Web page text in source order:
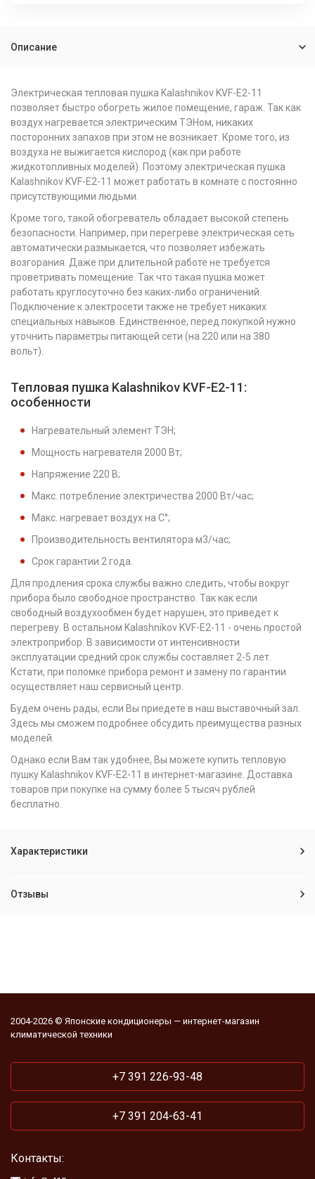
Описание
Электрическая тепловая пушка Kalashnikov KVF-E2-11
позволяет быстро обогреть жилое помещение, гараж. Так как
воздух нагревается электрическим ТЭНом, никаких
посторонних запахов при этом не возникает. Кроме того, из
воздуха не выжигается кислород (как при работе
жидкотопливных моделей). Поэтому электрическая пушка
Kalashnikov KVF-E2-11 может работать в комнате с постоянно
присутствующими людьми.
Кроме того, такой обогреватель обладает высокой степень
безопасности. Например, при перегреве электрическая сеть
автоматически размыкается, что позволяет избежать
возгорания. Даже при длительной работе не требуется
проветривать помещение. Так что такая пушка может
работать круглосуточно без каких-либо ограничений.
Подключение к электросети также не требует никаких
специальных навыков. Единственное, перед покупкой нужно
уточнить параметры питающей сети (на 220 или на 380
вольт).
Тепловая пушка Kalashnikov KVF-E2-11:
особенности
Нагревательный элемент ТЭН;
Мощность нагревателя 2000 Вт;
Напряжение 220 B;
Макс. потребление электричества 2000 Вт/час;
Макс. нагревает воздух на С°;
Производительность вентилятора м3/час;
Срок гарантии 2 года.
Для продления срока службы важно следить, чтобы вокруг
прибора было свободное пространство. Так как если
свободный воздухообмен будет нарушен, это приведет к
перегреву. В остальном Kalashnikov KVF-E2-11 - очень простой
электроприбор. В зависимости от интенсивности
эксплуатации средний срок службы составляет 2-5 лет.
Кстати, при поломке прибора ремонт и замену по гарантии
осуществляет наш сервисный центр.
Будем очень рады, если Вы приедете в наш выставочный зал.
Здесь мы сможем подробнее обсудить преимущества разных
моделей.
Однако если Вам так удобнее, Вы можете купить тепловую
пушку Kalashnikov KVF-E2-11 в интернет-магазине. Доставка
товаров при покупке на сумму более 5 тысяч рублей
бесплатно.
Характеристики
Отзывы
2004-2026 © Японские кондиционеры — интернет-магазин
климатической техники
+7 391 226-93-48
+7 391 204-63-41
Контакты: